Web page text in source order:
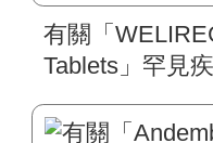
有關「
Tablets」罕見
享」平台蒐集